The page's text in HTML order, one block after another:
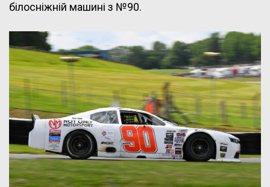
білосніжній машині з №90.